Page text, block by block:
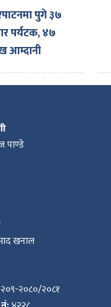
पुगे ३७
पर्यटक, ४७
आम्दानी
पाण्डे
खनाल
२०८०/२०८१